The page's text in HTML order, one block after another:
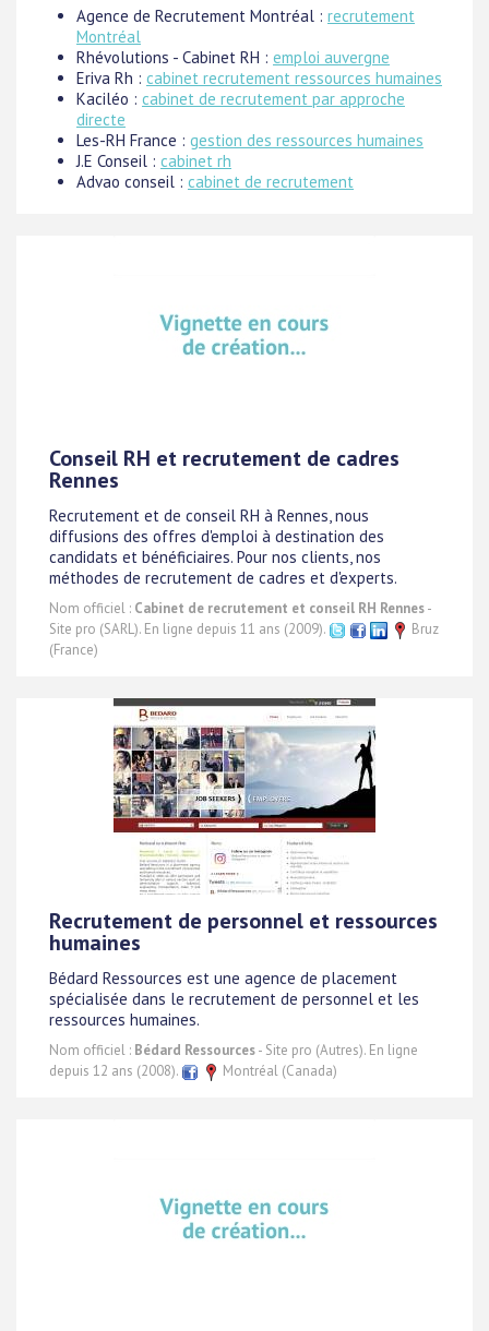
Agence de Recrutement Montréal : recrutement
Montréal
Rhévolutions - Cabinet RH : emploi auvergne
Eriva Rh : cabinet recrutement ressources humaines
Kaciléo : cabinet de recrutement par approche
directe
Les-RH France : gestion des ressources humaines
J.E Conseil : cabinet rh
Advao conseil : cabinet de recrutement
Conseil RH et recrutement de cadres
Rennes
Recrutement et de conseil RH à Rennes, nous
diffusions des offres d'emploi à destination des
candidats et bénéficiaires. Pour nos clients, nos
méthodes de recrutement de cadres et d'experts.
Nom officiel : Cabinet de recrutement et conseil RH Rennes-
Site pro (SARL). En ligne depuis 11 ans (2009).
Bruz
(France)
Recrutement de personnel et ressources
humaines
Bédard Ressources est une agence de placement
spécialisée dans le recrutement de personnel et les
ressources humaines.
Nom officiel : Bédard Ressources- Site pro (Autres). En ligne
depuis 12 ans (2008).
Montréal (Canada)